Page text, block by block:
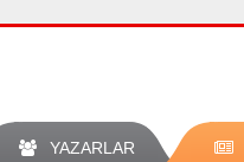
YAZARLAR